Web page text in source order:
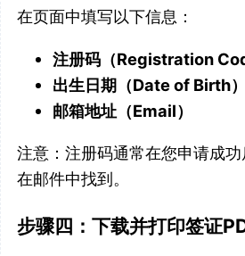
在页面中填写以下信息：
注册码（Registration
出生日期（Date of Birth）
邮箱地址（Email）
注意：注册码通常在您申请成
在邮件中找到。
步骤四：下载并打印签证